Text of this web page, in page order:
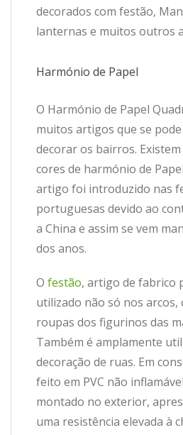
decorados com festão,
lanternas e muitos outros
Harmónio de Papel
O Harmónio de Papel
muitos artigos que se
decorar os bairros.
cores de harmónio de
artigo foi introduzido nas
portuguesas devido ao
a China e assim se vem
dos anos.
O festão, artigo de fabrico
utilizado não só nos arcos,
roupas dos figurinos das
Também é amplamente
decoração de ruas. Em
feito em PVC não
montado no exterior,
uma resistência elevada à